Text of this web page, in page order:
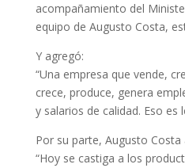
acompañamiento del
equipo de Augusto Costa,
Y agregó:
“Una empresa que vende,
crece, produce, genera
y salarios de calidad. Eso es
Por su parte, Augusto Costa
“Hoy se castiga a los